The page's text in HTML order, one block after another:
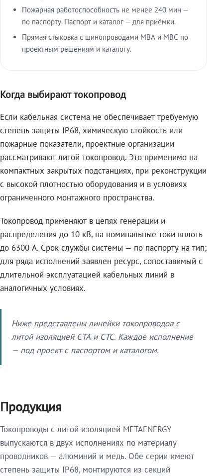
Пожарная работоспособность не менее 240 мин —
по паспорту. Паспорт и каталог — для приёмки.
Прямая стыковка с шинопроводами МВА и МВС по
проектным решениям и каталогу.
Когда выбирают токопровод
Если кабельная система не обеспечивает требуемую
степень защиты IP68, химическую стойкость или
пожарные показатели, проектные организации
рассматривают литой токопровод. Это применимо на
компактных закрытых подстанциях, при реконструкции
с высокой плотностью оборудования и в условиях
ограниченного монтажного пространства.
Токопровод применяют в цепях генерации и
распределения до 10 кВ, на номинальные токи вплоть
до 6300 А. Срок службы системы — по паспорту на тип;
для ряда исполнений заявлен ресурс, сопоставимый с
длительной эксплуатацией кабельных линий в
аналогичных условиях.
Ниже представлены линейки токопроводов с
литой изоляцией СТА и СТС. Каждое исполнение
— под проект с паспортом и каталогом.
Продукция
Токопроводы с литой изоляцией METAENERGY
выпускаются в двух исполнениях по материалу
проводников — алюминий и медь. Обе серии имеют
степень защиты IP68, монтируются из секций